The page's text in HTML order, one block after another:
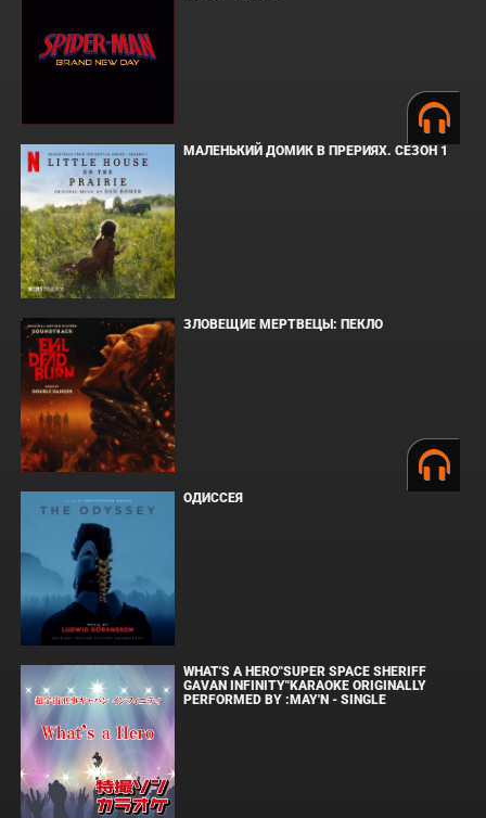
МАЛЕНЬКИЙ ДОМИК В ПРЕРИЯХ. СЕЗОН 1
ЗЛОВЕЩИЕ МЕРТВЕЦЫ: ПЕКЛО
ОДИССЕЯ
WHAT'S A HERO"SUPER SPACE SHERIFF
GAVAN INFINITY"KARAOKE ORIGINALLY
PERFORMED BY :MAY'N - SINGLE